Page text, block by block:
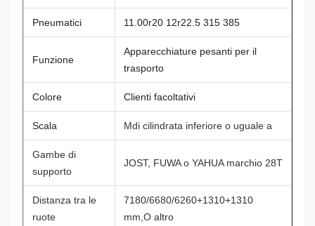
Pneumatici 11.00r20 12r22.5 315 385
Funzione
Apparecchiature pesanti per il
trasporto
Colore Clienti facoltativi
Scala Mdi cilindrata inferiore o uguale a
Gambe di
supporto
JOST, FUWA o YAHUA marchio 28T
Distanza tra le
ruote
7180/6680/6260+1310+1310
mm,O altro